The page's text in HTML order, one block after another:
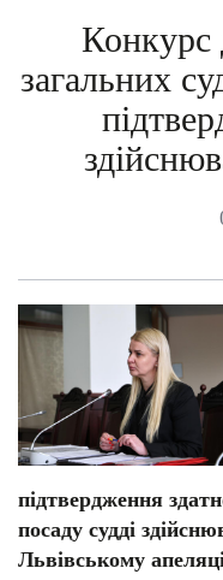
Конкурс
загальних
підтвердження
посаду судді
Львівському